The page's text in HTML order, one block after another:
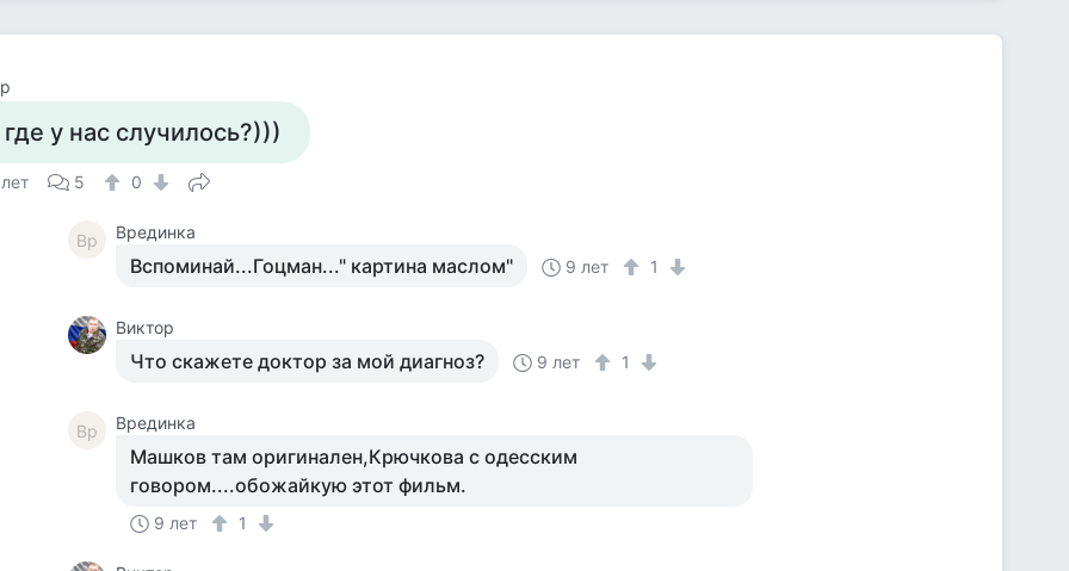
у нас случилось?)))
5 0
Вр Врединка
Вспоминай...Гоцман..." картина маслом" 9 лет 1
Виктор
Что скажете доктор за мой диагноз? 9 лет 1
Вр Врединка
Машков там оригинален,Крючкова с одесским
говором....обожайкую этот фильм.
9 лет 1